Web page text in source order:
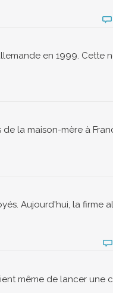
en 1999. Cette
la maison-mère à
Aujourd'hui, la firme
même de lancer une